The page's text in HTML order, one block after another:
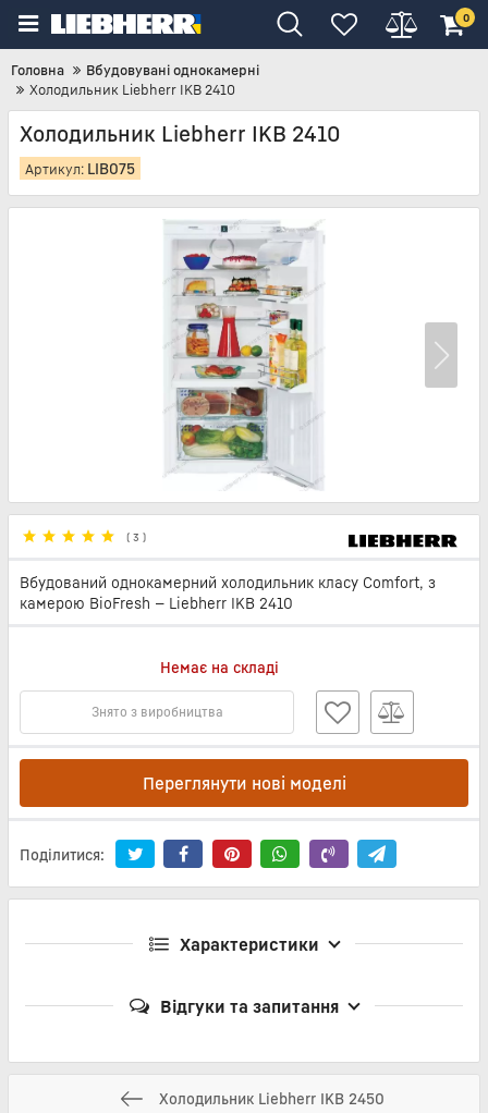
0
Головна
Вбудовувані однокамерні
Холодильник Liebherr IKB 2410
Холодильник Liebherr IKB 2410
Артикул: LIB075
( 3 )
Вбудований однокамерний холодильник класу Comfort, з
камерою BioFresh — Liebherr IKB 2410
Немає на складі
Знято з виробництва
Переглянути нові моделі
Поділитися:
Характеристики
Відгуки та запитання
Холодильник Liebherr IKB 2450